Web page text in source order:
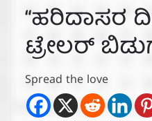
“ಹರಿದಾಸರ
ಟ್ರೇಲರ್
Spread the love